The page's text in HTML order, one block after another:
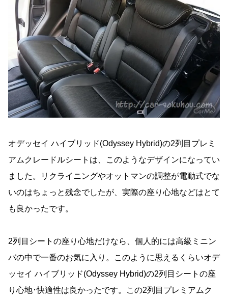
オデッセイ ハイブリッド(Odyssey Hybrid)の2列目プレミ
アムクレードルシートは、このようなデザインになってい
ました。リクライニングやオットマンの調整が電動式でな
いのはちょっと残念でしたが、実際の座り心地などはとて
も良かったです。
2列目シートの座り心地だけなら、個人的には高級ミニン
バの中で一番のお気に入り。このように思えるくらいオデ
ッセイ ハイブリッド(Odyssey Hybrid)の2列目シートの座
り心地･快適性は良かったです。この2列目プレミアムク